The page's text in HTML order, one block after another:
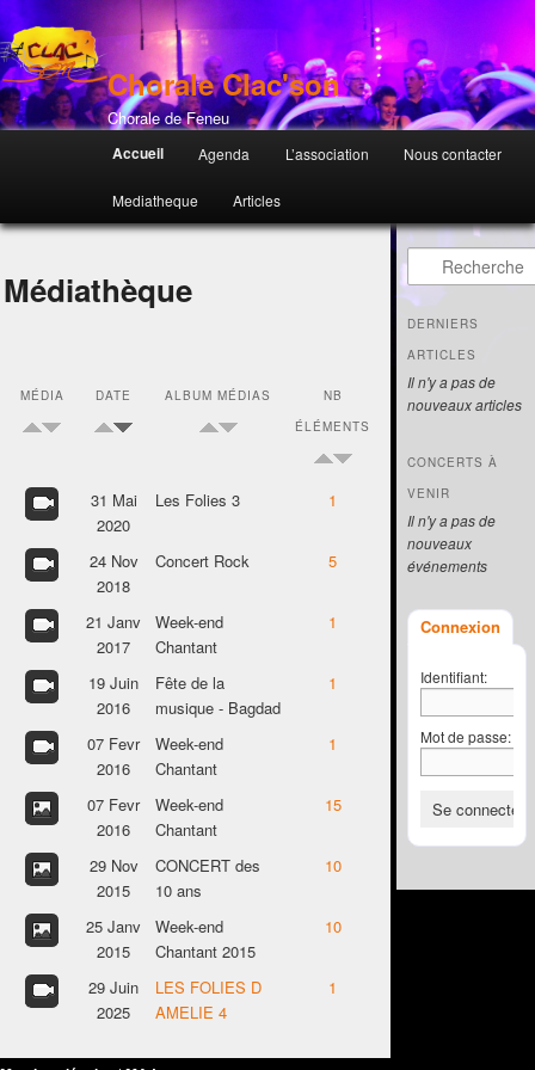
Chorale Clac'son
Chorale de Feneu
Menu principal
Accueil Agenda L’association Nous contacter
Mediatheque Articles
Médiathèque
MÉDIA DATE ALBUM MÉDIAS
NB
ÉLÉMENTS
31 Mai
2020
Les Folies 3 1
24 Nov
2018
Concert Rock 5
21 Janv
2017
Week-end
Chantant
1
19 Juin
2016
Fête de la
musique - Bagdad
1
07 Fevr
2016
Week-end
Chantant
1
07 Fevr
2016
Week-end
Chantant
15
29 Nov
2015
CONCERT des
10 ans
10
25 Janv
2015
Week-end
Chantant 2015
10
29 Juin
2025
LES FOLIES D
AMELIE 4
1
Recherche
DERNIERS
ARTICLES
Il n'y a pas de
nouveaux articles
CONCERTS À
VENIR
Il n'y a pas de
nouveaux
événements
Connexion
Identifiant:
Mot de passe: